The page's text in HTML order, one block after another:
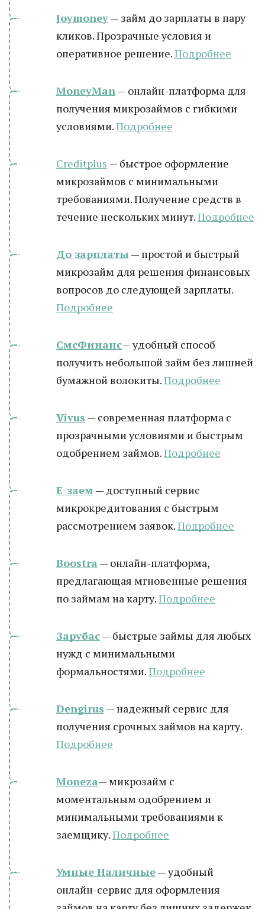
Joymoney— займ до зарплаты в пару
кликов. Прозрачные условия и
оперативное решение.Подробнее
MoneyMan— онлайн-платформа для
получения микрозаймов с гибкими
условиями.Подробнее
Creditplus — быстрое оформление
микрозаймов с минимальными
требованиями. Получение средств в
течение нескольких минут.Подробнее
До зарплаты — простой и быстрый
микрозайм для решения финансовых
вопросов до следующей зарплаты.
Подробнее
СмсФинанс— удобный способ
получить небольшой займ без лишней
бумажной волокиты.Подробнее
Vivus — современная платформа с
прозрачными условиями и быстрым
одобрением займов.Подробнее
Е-заем — доступный сервис
микрокредитования с быстрым
рассмотрением заявок.Подробнее
Boostra — онлайн-платформа,
предлагающая мгновенные решения
по займам на карту.Подробнее
Зарубас— быстрые займы для любых
нужд с минимальными
формальностями.Подробнее
Dengirus — надежный сервис для
получения срочных займов на карту.
Подробнее
Moneza— микрозайм с
моментальным одобрением и
минимальными требованиями к
заемщику.Подробнее
Умные Наличные— удобный
онлайн-сервис для оформления